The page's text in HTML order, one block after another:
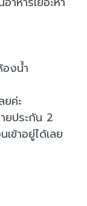
งน้ำ
ยค่ะ
ประกัน 2
ข้าอยู่ได้เลย